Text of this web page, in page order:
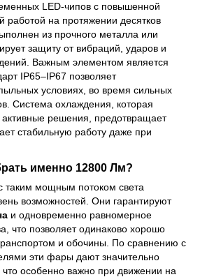
LED-чипов с повышенной
работой на протяжении десятков
из прочного металла или
защиту от вибраций, ударов и
Важным элементом является
IP65–IP67 позволяет
условиях, во время сильных
Система охлаждения, которая
активные решения, предотвращает
стабильную работу даже при
именно 12800 Лм?
мощным потоком света
возможностей. Они гарантируют
и одновременно равномерное
что позволяет одинаково хорошо
и обочины. По сравнению с
эти фары дают значительно
особенно важно при движении на